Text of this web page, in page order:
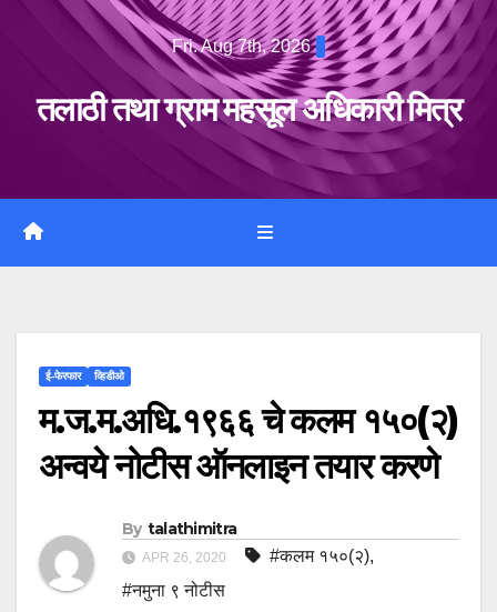
Fri. Aug 7th, 2026
तलाठी तथा ग्राम महसूल अधिकारी मित्र
ई-फेरफार व्हिडीओ
म.ज.म.अधि.१९६६ चे कलम १५०(२)
अन्वये नोटीस ऑनलाइन तयार करणे
By talathimitra
APR 26, 2020 #कलम १५०(२),
#नमुना ९ नोटीस